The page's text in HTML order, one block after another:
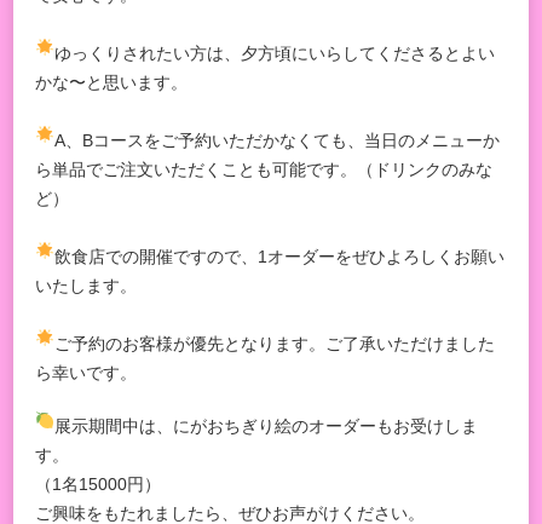
ゆっくりされたい方は、夕方頃にいらしてくださるとよい
かな〜と思います。
A、Bコースをご予約いただかなくても、当日のメニューか
ら単品でご注文いただくことも可能です。（ドリンクのみな
ど）
飲食店での開催ですので、1オーダーをぜひよろしくお願い
いたします。
ご予約のお客様が優先となります。ご了承いただけました
ら幸いです。
展示期間中は、にがおちぎり絵のオーダーもお受けしま
す。
（1名15000円）
ご興味をもたれましたら、ぜひお声がけください。